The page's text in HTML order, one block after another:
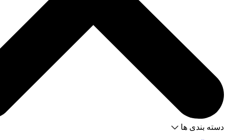
دسته بندی ها